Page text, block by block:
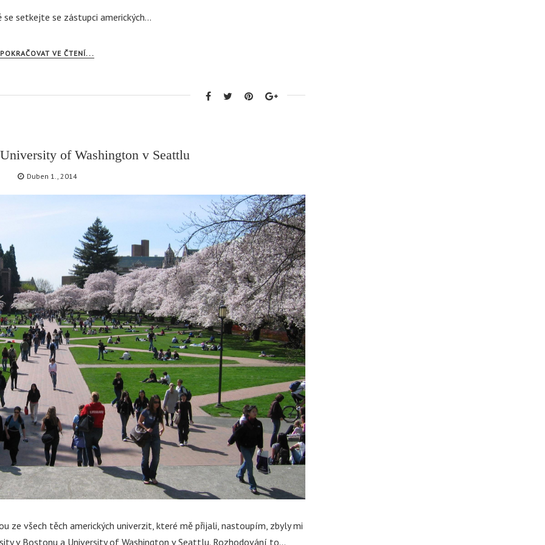
setkejte se zástupci amerických…
POKRAČOVAT VE ČTENÍ...
of Washington v Seattlu
Duben 1., 2014
ze všech těch amerických univerzit, které mě přijali, nastoupím, zbyly mi
v Bostonu a University of Washington v Seattlu. Rozhodování to…